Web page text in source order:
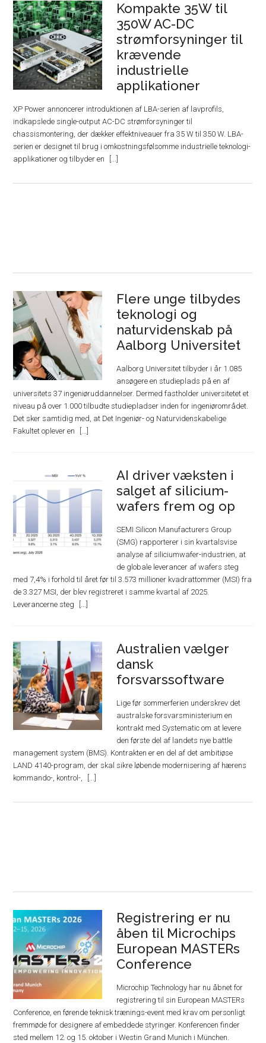
Kompakte 35W til
350W AC-DC
strømforsyninger til
krævende
industrielle
applikationer
XP Power annoncerer introduktionen af ​​LBA-serien af ​​lavprofils,
indkapslede single-output AC-DC strømforsyninger til
chassismontering, der dækker effektniveauer fra 35 W til 350 W. LBA-
serien er designet til brug i omkostningsfølsomme industrielle teknologi-
applikationer og tilbyder en
Flere unge tilbydes
teknologi og
naturvidenskab på
Aalborg Universitet
Aalborg Universitet tilbyder i år 1.085
ansøgere en studieplads på en af
universitets 37 ingeniøruddannelser. Dermed fastholder universitetet et
niveau på over 1.000 tilbudte studiepladser inden for ingeniørområdet.
Det sker samtidig med, at Det Ingeniør- og Naturvidenskabelige
Fakultet oplever en
AI driver væksten i
salget af silicium-
wafers frem og op
SEMI Silicon Manufacturers Group
(SMG) rapporterer i sin kvartalsvise
analyse af siliciumwafer-industrien, at
de globale leverancer af wafers steg
med 7,4% i forhold til året før til 3.573 millioner kvadrattommer (MSI) fra
de 3.327 MSI, der blev registreret i samme kvartal af 2025.
Leverancerne steg
Australien vælger
dansk
forsvarssoftware
Lige før sommerferien underskrev det
australske forsvarsministerium en
kontrakt med Systematic om at levere
den første del af landets nye battle
management system (BMS). Kontrakten er en del af det ambitiøse
LAND 4140-program, der skal sikre løbende modernisering af hærens
kommando-, kontrol-,
Registrering er nu
åben til Microchips
European MASTERs
Conference
Microchip Technology har nu åbnet for
registrering til sin European MASTERs
Conference, en førende teknisk trænings-event med krav om personligt
fremmøde for designere af embeddede styringer. Konferencen finder
sted mellem 12. og 15. oktober i Westin Grand Munich i München.